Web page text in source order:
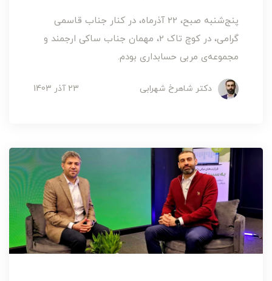
پنج‌شنبه صبح، 22 آذرماه، در کنار جناب قاسمی
گرامی، در کوچ تاک 2، مهمان جناب ساکی ارجمند و
مجموعه‌ی مربی حسابداری بودم.
دکتر شاهرخ شهرابی 23 آذر 1403